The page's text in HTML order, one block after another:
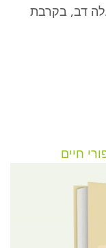
דב, בקרבת
חיים